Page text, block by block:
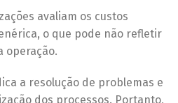
avaliam os custos
o que pode não refletir
operação.
a resolução de problemas e
dos processos. Portanto,